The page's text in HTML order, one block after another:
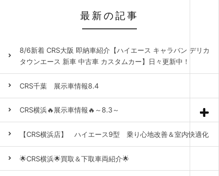
最新の記事
8/6新着 CRS大阪 即納車紹介【ハイエース キャラバン デリカ
タウンエース 新車 中古車 カスタムカー】日々更新中！
CRS千葉 展示車情報8.4
CRS横浜🔥展示車情報🔥～8.3～
【CRS横浜店】 ハイエース9型 乗り心地改善＆室内快適化
🌟CRS横浜🌟買取＆下取車両紹介🌟